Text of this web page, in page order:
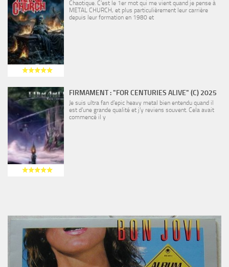
Chaotique. C’est le 1er mot qui me vient quand je pense à
METAL CHURCH, et plus particulièrement leur carrière
depuis leur formation en 1980 et
FIRMAMENT : "FOR CENTURIES ALIVE" (C) 2025
Je suis ultra fan d’epic heavy metal bien entendu quand il
est d’une grande qualité et j’y reviens souvent. Cela avait
commencé il y